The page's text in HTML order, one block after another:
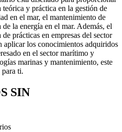
y práctica en la gestión de
en el mar, el mantenimiento de
la energía en el mar. Además, el
prácticas en empresas del sector
aplicar los conocimientos adquiridos
en el sector marítimo y
marinas y mantenimiento, este
para ti.
SIN